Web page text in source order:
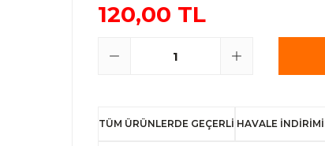
120,00 TL
TÜM ÜRÜNLERDE GEÇERLİ HAVALE